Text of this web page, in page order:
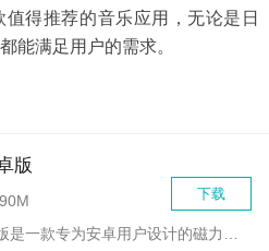
得推荐的音乐应用，无论是日
能满足用户的需求。
版
下载